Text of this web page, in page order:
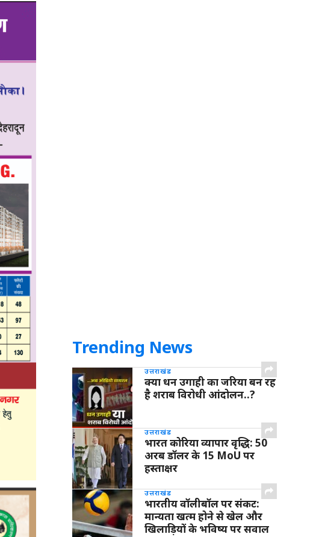
Trending News
उत्तराखंड
क्या धन उगाही का जरिया बन रह
है शराब विरोधी आंदोलन..?
उत्तराखंड
भारत कोरिया व्यापार वृद्धि: 50
अरब डॉलर के 15 MoU पर
हस्ताक्षर
उत्तराखंड
भारतीय वॉलीबॉल पर संकट:
मान्यता खत्म होने से खेल और
खिलाड़ियों के भविष्य पर सवाल